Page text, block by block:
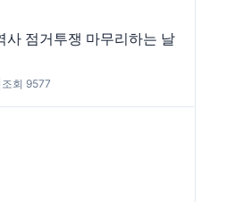
사 점거투쟁 마무리하는 날
조회 9577